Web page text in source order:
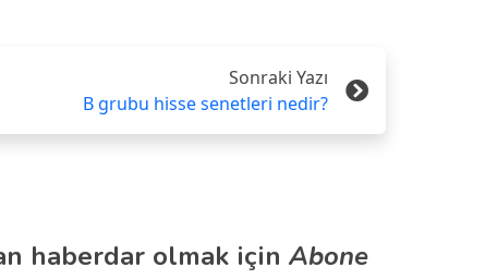
Sonraki Yazı
B grubu hisse senetleri nedir?
haberdar olmak için Abone